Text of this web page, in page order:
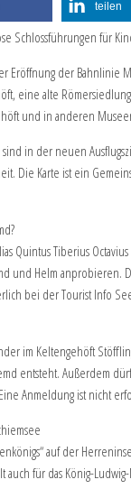
teilen
Schlossführungen für
Eröffnung der
eine alte
und in anderen
in der neuen
Die Karte ist ein
Quintus Tiberius
und Helm anprobieren.
bei der Tourist Info
im Keltengehöft
entsteht. Außerdem
Anmeldung ist nicht
auf der
für das König-